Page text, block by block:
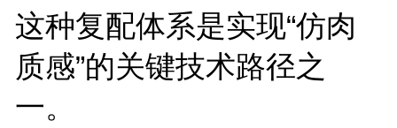
这种复配体系是实现“仿肉
质感”的关键技术路径之
一。